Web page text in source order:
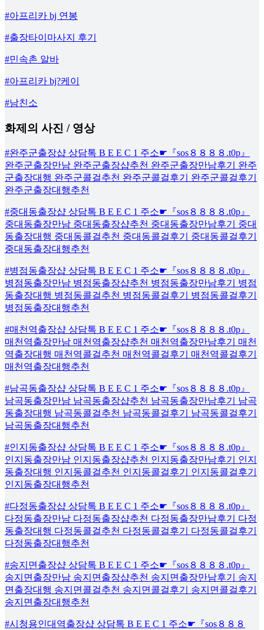
#아프리카 bj 연봉
#출장타이마사지 후기
#민속촌 알바
#아프리카 bj?케이
#남친소
화제의 사진 / 영상
#완주군출장샵 상담톡 B E E C 1 주소☛『sos８８８８.t0p』
완주군출장만남 완주군출장샵추천 완주군출장만남후기 완주
군출장대행 완주군콜걸추천 완주군콜걸후기 완주군콜걸후기
완주군출장대행추천
#중대동출장샵 상담톡 B E E C 1 주소☛『sos８８８８.t0p』
중대동출장만남 중대동출장샵추천 중대동출장만남후기 중대
동출장대행 중대동콜걸추천 중대동콜걸후기 중대동콜걸후기
중대동출장대행추천
#병점동출장샵 상담톡 B E E C 1 주소☛『sos８８８８.t0p』
병점동출장만남 병점동출장샵추천 병점동출장만남후기 병점
동출장대행 병점동콜걸추천 병점동콜걸후기 병점동콜걸후기
병점동출장대행추천
#매천역출장샵 상담톡 B E E C 1 주소☛『sos８８８８.t0p』
매천역출장만남 매천역출장샵추천 매천역출장만남후기 매천
역출장대행 매천역콜걸추천 매천역콜걸후기 매천역콜걸후기
매천역출장대행추천
#남곡동출장샵 상담톡 B E E C 1 주소☛『sos８８８８.t0p』
남곡동출장만남 남곡동출장샵추천 남곡동출장만남후기 남곡
동출장대행 남곡동콜걸추천 남곡동콜걸후기 남곡동콜걸후기
남곡동출장대행추천
#인지동출장샵 상담톡 B E E C 1 주소☛『sos８８８８.t0p』
인지동출장만남 인지동출장샵추천 인지동출장만남후기 인지
동출장대행 인지동콜걸추천 인지동콜걸후기 인지동콜걸후기
인지동출장대행추천
#다정동출장샵 상담톡 B E E C 1 주소☛『sos８８８８.t0p』
다정동출장만남 다정동출장샵추천 다정동출장만남후기 다정
동출장대행 다정동콜걸추천 다정동콜걸후기 다정동콜걸후기
다정동출장대행추천
#송지면출장샵 상담톡 B E E C 1 주소☛『sos８８８８.t0p』
송지면출장만남 송지면출장샵추천 송지면출장만남후기 송지
면출장대행 송지면콜걸추천 송지면콜걸후기 송지면콜걸후기
송지면출장대행추천
#시청용인대역출장샵 상담톡 B E E C 1 주소☛『sos８８８